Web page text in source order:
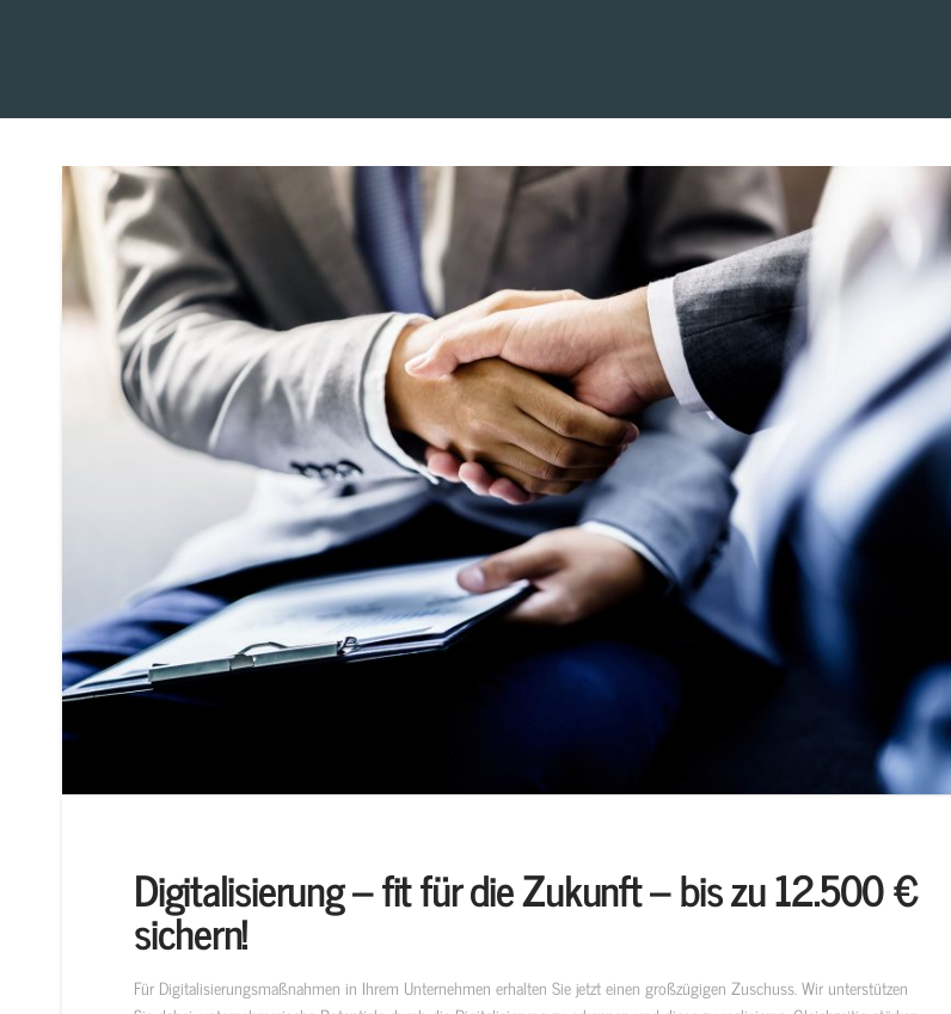
Digitalisierung – fit für die Zukunft – bis zu 12.500 €
sichern!
Für Digitalisierungsmaßnahmen in Ihrem Unternehmen erhalten Sie jetzt einen großzügigen Zuschuss. Wir unterstützen